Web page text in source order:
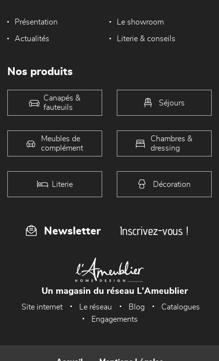
Présentation Le showroom
Actualités Literie & conseils
Nos produits
Canapés &
fauteuils
Séjours
Meubles de
complément
Chambres &
dressing
Literie Décoration
Newsletter Inscrivez-vous !
Un magasin du réseau L'Ameublier
Site internet Le réseau Blog
Catalogues
Engagements